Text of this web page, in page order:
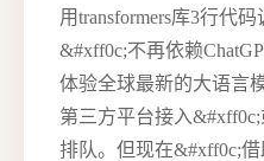
用transformers库3行代
&#xff0c;不再依赖
体验全球最新的大语言
第三方平台接入
排队。但现在&#xff0c;借